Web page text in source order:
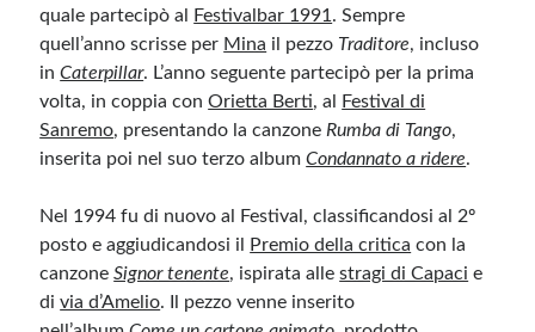
quale partecipò al
Festivalbar 1991 . Sempre
quell’anno scrisse per Mina il pezzo Traditore, incluso
inCaterpillar. L’anno seguente partecipò per la prima
volta, in coppia conOrietta Berti, al
Festival di
Sanremo, presentando la canzone Rumba di Tango,
inserita poi nel suo terzo albumCondannato a ridere.
Nel 1994 fu di nuovo al Festival, classificandosi al 2º
posto e aggiudicandosi il
Premio della critica con la
canzoneSignor tenente, ispirata allestragi di Capaci e
divia d’Amelio. Il pezzo venne inserito